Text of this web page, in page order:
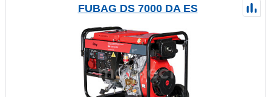
FUBAG DS 7000 DA ES